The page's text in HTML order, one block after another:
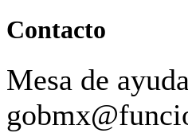
Contacto
Mesa de